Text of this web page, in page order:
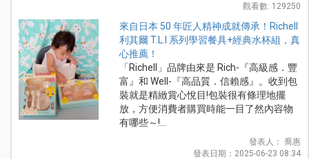
觀看數: 129250
來自日本 50 年匠人精神成就傳承！Richell
利其爾 T.L.I 系列學習餐具+經典水杯組，真
心推薦！
「Richell」品牌由來是 Rich-『高級感．豐
富』和 Well-『高品質．信賴感』。收到包
裝就是精緻賞心悅目!包裝很有條理地擺
放，方便消費者購買時能一目了然內容物
有哪些～!...
發表人： 喬惠
發表日期：2025-06-23 08:34